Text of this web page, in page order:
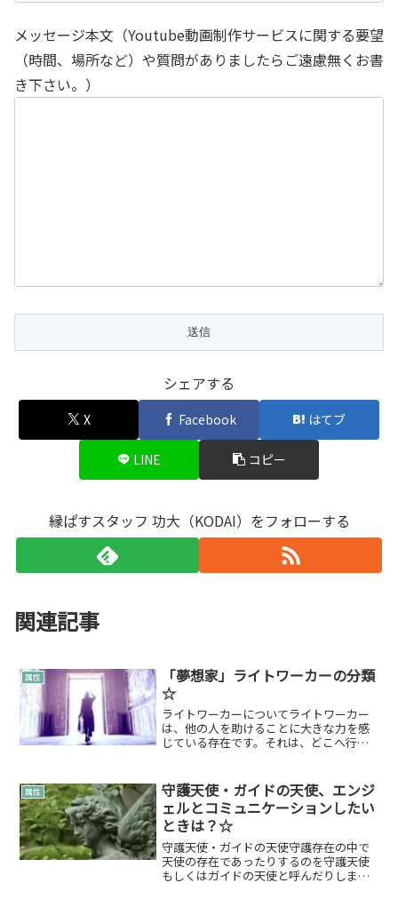
メッセージ本文（Youtube動画制作サービスに関する要望
（時間、場所など）や質問がありましたらご遠慮無くお書
き下さい。）
シェアする
X Facebook はてブ
LINE コピー
縁ぱすスタッフ 功大（KODAI）をフォローする
関連記事
属性
「夢想家」ライトワーカーの分類
☆
ライトワーカーについてライトワーカー
は、他の人を助けることに大きな力を感
じている存在です。それは、どこへ行っ
がら成長をします。地球での訓練である
とも言えるでしょう。闇を...
属性
守護天使・ガイドの天使、エンジ
ェルとコミュニケーションしたい
ときは？☆
守護天使・ガイドの天使守護存在の中で
天使の存在であったりするのを守護天使
もしくはガイドの天使と呼んだりしま